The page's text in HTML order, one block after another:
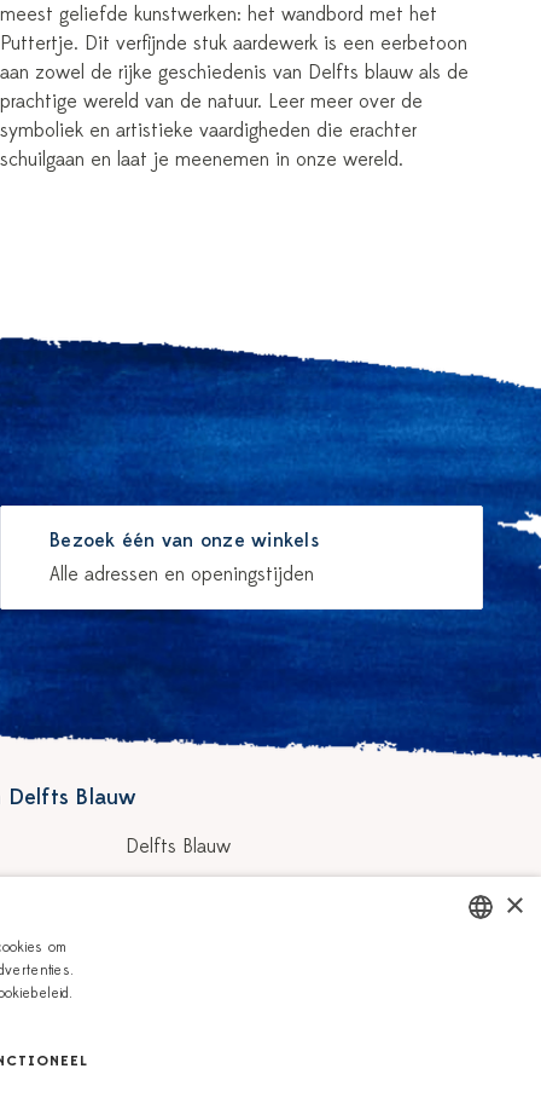
meest geliefde kunstwerken: het wandbord met het
Puttertje. Dit verfijnde stuk aardewerk is een eerbetoon
aan zowel de rijke geschiedenis van Delfts blauw als de
prachtige wereld van de natuur. Leer meer over de
symboliek en artistieke vaardigheden die erachter
schuilgaan en laat je meenemen in onze wereld.
Bezoek één van onze winkels
Alle adressen en openingstijden
Delfts Blauw
Delfts Blauw
×
om